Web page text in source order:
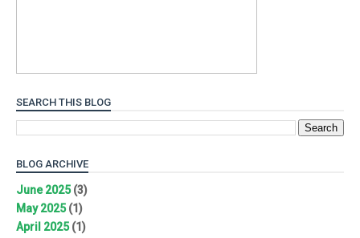
SEARCH THIS BLOG
BLOG ARCHIVE
June 2025(3)
May 2025(1)
April 2025(1)